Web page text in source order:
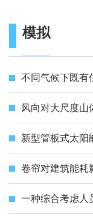
模拟
不同气候下既有
风向对大尺度山
新型管板式太阳
卷帘对建筑能耗
一种综合考虑人